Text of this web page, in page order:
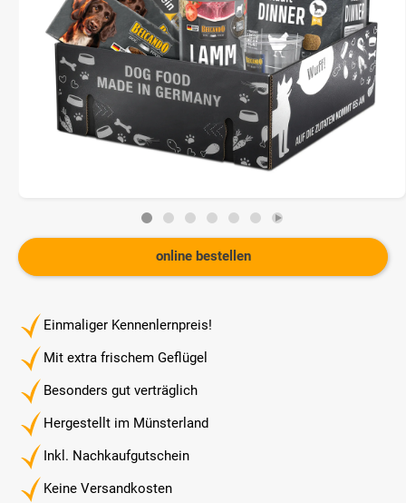
Einmaliger Kennenlernpreis!
Mit extra frischem Geflügel
Besonders gut verträglich
Hergestellt im Münsterland
Inkl. Nachkaufgutschein
Keine Versandkosten
online bestellen